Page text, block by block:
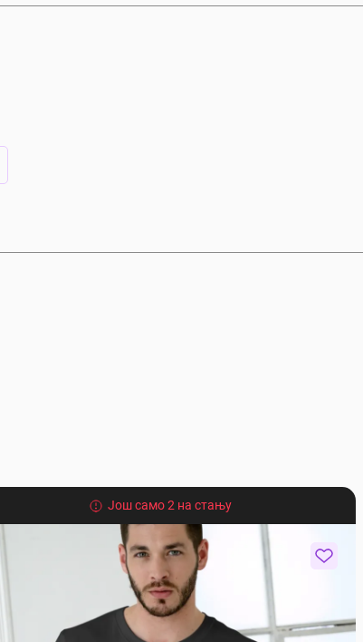
Још само 2 на стању